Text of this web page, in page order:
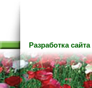
Разработка сайта